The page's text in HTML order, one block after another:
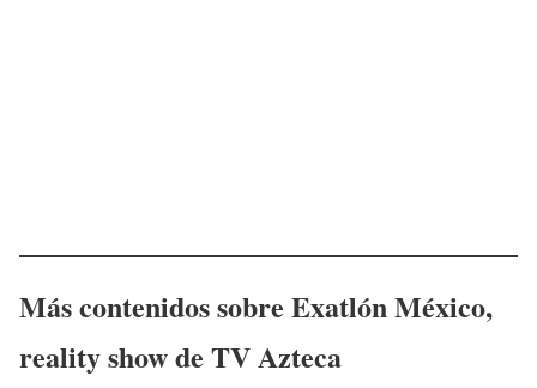
Más contenidos sobre Exatlón México,
reality show de TV Azteca